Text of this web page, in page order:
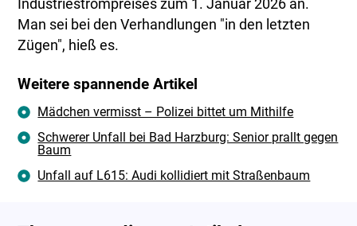
Industriestrompreises zum 1. Januar 2026 an.
Man sei bei den Verhandlungen "in den letzten
Zügen", hieß es.
Weitere spannende Artikel
Mädchen vermisst – Polizei bittet um Mithilfe
Schwerer Unfall bei Bad Harzburg: Senior prallt gegen
Baum
Unfall auf L615: Audi kollidiert mit Straßenbaum